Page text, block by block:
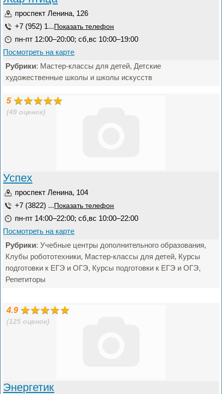
проспект Ленина, 126
+7 (952) 1... Показать телефон
пн-пт 12:00–20:00; сб,вс 10:00–19:00
Посмотреть на карте
Рубрики: Мастер-классы для детей, Детские
художественные школы и школы искусств
5
(49 оценок)
Успех
проспект Ленина, 104
+7 (3822) ... Показать телефон
пн-пт 14:00–22:00; сб,вс 10:00–22:00
Посмотреть на карте
Рубрики: Учебные центры дополнительного образования,
Клубы робототехники, Мастер-классы для детей, Курсы
подготовки к ЕГЭ и ОГЭ, Курсы подготовки к ЕГЭ и ОГЭ,
Репетиторы
4.9
(125 оценок)
Энергетик